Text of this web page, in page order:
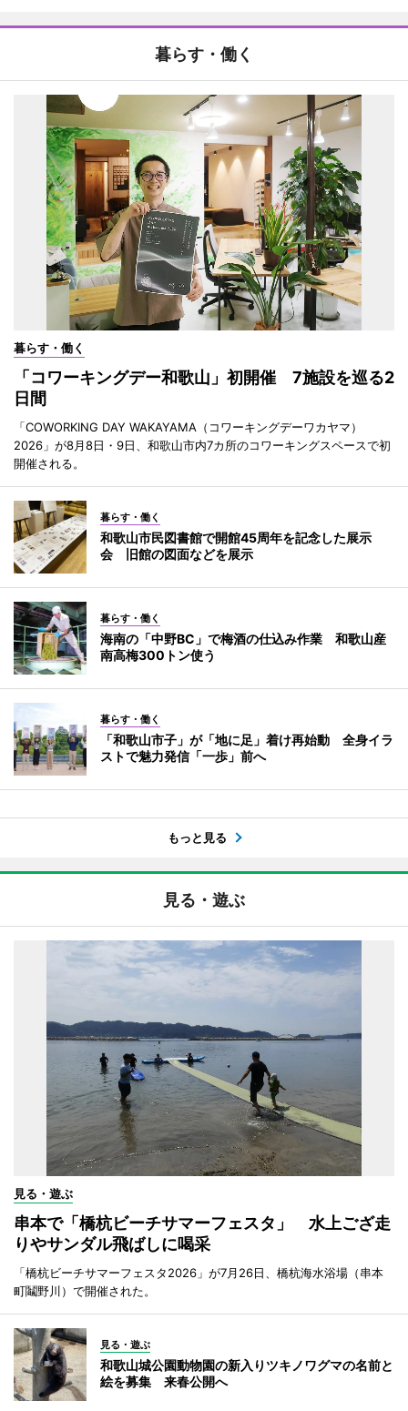
暮らす・働く
暮らす・働く
「コワーキングデー和歌山」初開催 7施設を巡る2
日間
「COWORKING DAY WAKAYAMA（コワーキングデーワカヤマ）
2026」が8月8日・9日、和歌山市内7カ所のコワーキングスペースで初
開催される。
暮らす・働く
和歌山市民図書館で開館45周年を記念した展示
会 旧館の図面などを展示
暮らす・働く
海南の「中野BC」で梅酒の仕込み作業 和歌山産
南高梅300トン使う
暮らす・働く
「和歌山市子」が「地に足」着け再始動 全身イラ
ストで魅力発信「一歩」前へ
もっと見る
見る・遊ぶ
見る・遊ぶ
串本で「橋杭ビーチサマーフェスタ」 水上ござ走
りやサンダル飛ばしに喝采
「橋杭ビーチサマーフェスタ2026」が7月26日、橋杭海水浴場（串本
町鬮野川）で開催された。
見る・遊ぶ
和歌山城公園動物園の新入りツキノワグマの名前と
絵を募集 来春公開へ